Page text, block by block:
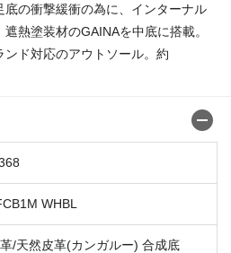
の衝撃緩衝の為に、インターナル
熱塗装材のGAINAを中底に搭載。
ンド対応のアウトソール。約
WHBL
/天然皮革(カンガルー) 合成底